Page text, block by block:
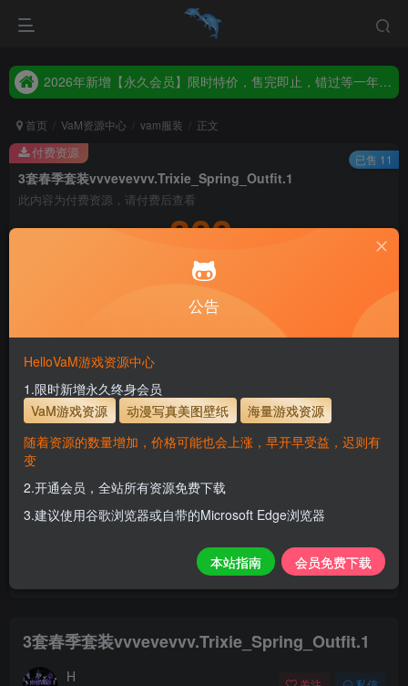
2026年新增【永久会员】限时特价，售完即止，错过等一年！！！
2026年新增【永久会员】限时特价，售完即止，错过等一年！！！
首页 VaM资源中心 vam服装 正文
3套春季套装vvvevevvv.Trixie_Spring_Outfit.1
此内容为付费资源，请付费后查看
300
永久至尊会员终生有效
会员免费下载资源
主流网盘——高速下载
支付页面打不开或支付后不跳转请联系QQ：3317425885
服装使用教程
解压密码 www.hellovam.com
开通会员【免费下载】全站资源！
1.为了资源不失效！请不要在线解压！
3.有任何问题请联系客服或评论留言。
付费资源 已售 11
3套春季套装vvvevevvv.Trixie_Spring_Outfit.1
H
公告
HelloVaM游戏资源中心
1.限时新增永久终身会员
VaM游戏资源
动漫写真美图壁纸
海量游戏资源
随着资源的数量增加，价格可能也会上涨，早开早受益，迟则有
变
2.开通会员，全站所有资源免费下载
3.建议使用谷歌浏览器或自带的Microsoft Edge浏览器
本站指南 会员免费下载